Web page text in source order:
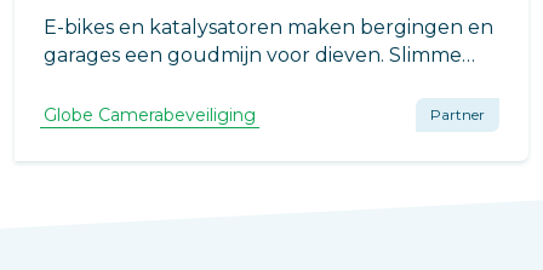
E-bikes en katalysatoren maken bergingen en
garages een goudmijn voor dieven. Slimme
zorgen voor een netter complex. Het is AVG-
proof te regelen met de juiste stappen.
Bescherm de buit onder je voeten!
Globe Camerabeveiliging Partner